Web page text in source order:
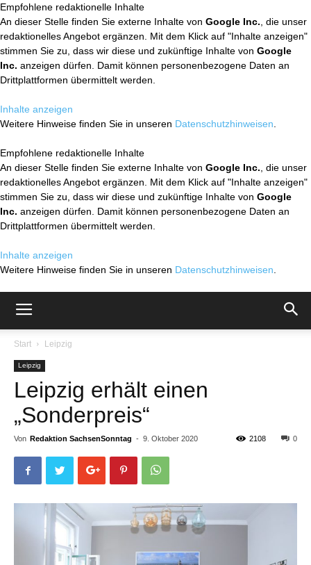
Empfohlene redaktionelle Inhalte
An dieser Stelle finden Sie externe Inhalte von Google Inc. , die unser
redaktionelles Angebot ergänzen. Mit dem Klick auf "Inhalte anzeigen"
stimmen Sie zu, dass wir diese und zukünftige Inhalte von Google
Inc. anzeigen dürfen. Damit können personenbezogene Daten an
Drittplattformen übermittelt werden.
Inhalte anzeigen
Weitere Hinweise finden Sie in unseren Datenschutzhinweisen
Empfohlene redaktionelle Inhalte
An dieser Stelle finden Sie externe Inhalte von Google Inc. , die unser
redaktionelles Angebot ergänzen. Mit dem Klick auf "Inhalte anzeigen"
stimmen Sie zu, dass wir diese und zukünftige Inhalte von Google
Inc. anzeigen dürfen. Damit können personenbezogene Daten an
Drittplattformen übermittelt werden.
Inhalte anzeigen
Weitere Hinweise finden Sie in unseren Datenschutzhinweisen
Start Leipzig
Leipzig
Leipzig erhält einen
„Sonderpreis“
Von Redaktion SachsenSonntag - 9. Oktober 2020 0
2108